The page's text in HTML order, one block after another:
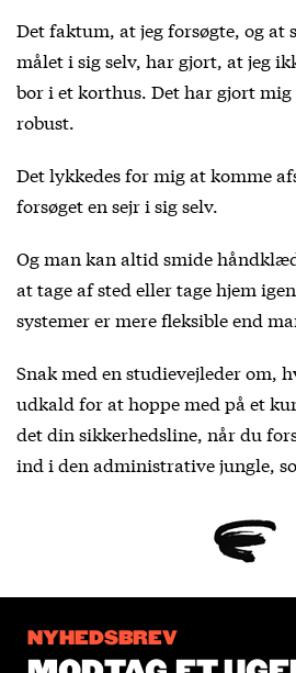
Det faktum, at jeg forsøgte, og at
målet i sig selv, har gjort, at jeg
bor i et korthus. Det har gjort mig
robust.
Det lykkedes for mig at komme
forsøget en sejr i sig selv.
Og man kan altid smide
at tage af sted eller tage hjem
systemer er mere fleksible end
Snak med en studievejleder om,
udkald for at hoppe med på et
det din sikkerhedsline, når du
ind i den administrative jungle,
NYHEDSBREV